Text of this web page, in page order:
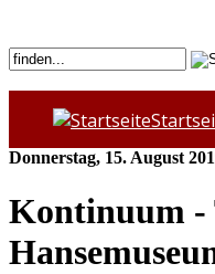
Donnerstag, 15. August
Kontinuum -